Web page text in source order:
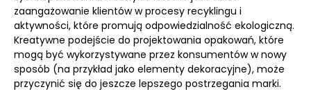
zaangażowanie klientów w procesy recyklingu i
aktywności, które promują odpowiedzialność ekologiczną.
Kreatywne podejście do projektowania opakowań, które
mogą być wykorzystywane przez konsumentów w nowy
sposób (na przykład jako elementy dekoracyjne), może
przyczynić się do jeszcze lepszego postrzegania marki.